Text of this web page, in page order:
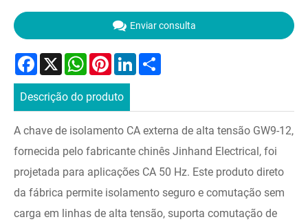
Enviar consulta
Facebook
X WhatsApp
PinterestLinkedIn
Descrição do produto
A chave de isolamento CA externa de alta tensão GW9-12,
fornecida pelo fabricante chinês Jinhand Electrical, foi
projetada para aplicações CA 50 Hz. Este produto direto
da fábrica permite isolamento seguro e comutação sem
carga em linhas de alta tensão, suporta comutação de